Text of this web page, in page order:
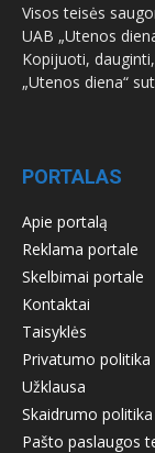
Visos teisės
UAB „Utenos
Kopijuoti,
„Utenos diena“
PORTALAS
Apie portalą
Reklama portale
Skelbimai portale
Kontaktai
Taisyklės
Privatumo politika
Užklausa
Skaidrumo politika
Pašto paslaugos